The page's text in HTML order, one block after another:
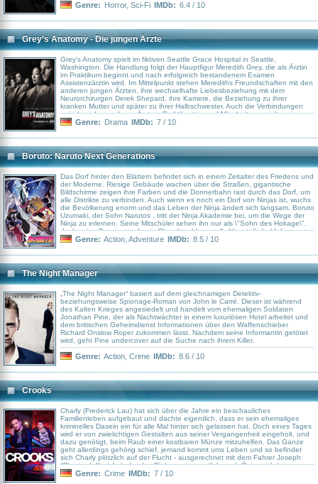
Genre: Horror, Sci-Fi IMDb: 6.4 / 10
Grey's Anatomy - Die jungen Ärzte
Grey’s Anatomy spielt im fiktiven Seattle Grace Hospital in Seattle,
Washington. Die Handlung folgt der Hauptfigur Meredith Grey, die als Ärztin
im Praktikum beginnt und nach erfolgreich bestandenem Examen
Assistenzärztin wird. Im Mittelpunkt stehen Merediths Freundschaften mit den
anderen jungen Ärzten, ihre wechselhafte Liebesbeziehung mit dem
Neurorchirurgen Derek Shepard, ihre Karriere, die Beziehung zu ihrer
kranken Mutter und später zu ihrer Halbschwester. Auch die Verbindungen
zwischen den anderen Ärzten, Praktikanten und Mitarbeitern spielen eine
wichtige Rolle.
Genre: Drama IMDb: 7 / 10
Boruto: Naruto Next Generations
Das Dorf hinter den Blättern befindet sich in einem Zeitalter des Friedens und
der Moderne. Riesige Gebäude wachen über die Straßen, gigantische
Bildschirme zeigen ihre Farben und die Donnerbahn rast durch das Dorf, um
alle Distrikte zu verbinden. Auch wenn es noch ein Dorf von Ninjas ist, wuchs
die Bevölkerung enorm und das Leben der Ninja ändert sich langsam. Boruto
Uzumaki, der Sohn Narutos , tritt der Ninja Akademie bei, um die Wege der
Ninja zu erlernen. Seine Mitschüler sehen ihn nur als \"Sohn des Hokage\",
doch seine Passion und sein Charakter blasen alle Vorurteile bald davon.
Genre: Action Adventure IMDb: 8.5 / 10
The Night Manager
„The Night Manager“ basiert auf dem gleichnamigen Detektiv-
beziehungsweise Spionage-Roman von John le Carré. Dieser ist während
des Kalten Krieges angesiedelt und handelt vom ehemaligen Soldaten
Jonathan Pine, der als Nachtwächter in einem luxuriösen Hotel arbeitet und
dem britischen Geheimdienst Informationen über den Waffenschieber
Richard Onslow Roper zukommen lässt. Nachdem seine Informantin getötet
wird, geht Pine undercover auf die Suche nach ihrem Killer.
Genre: Action Crime IMDb: 8.6 / 10
Crooks
Charly (Frederick Lau) hat sich über die Jahre ein beschauliches
Familienleben aufgebaut und dachte eigentlich, dass er sein ehemaliges
kriminelles Dasein ein für alle Mal hinter sich gelassen hat. Doch eines Tages
wird er von zwielichtigen Gestalten aus seiner Vergangenheit eingeholt, und
dazu genötigt, beim Raub einer kostbaren Münze mitzuhelfen. Das Ganze
geht allerdings gehörig schief, jemand kommt ums Leben und so befindet
sich Charly plötzlich auf der Flucht - ausgerechnet mit dem Fahrer Joseph
(Christoph Krutzler), der das Diebesgut eigentlich nach Österreich bringen
sollte. Während die beiden mehr und mehr zu einem unschlagbaren Team
Genre: Crime IMDb: 7 / 10